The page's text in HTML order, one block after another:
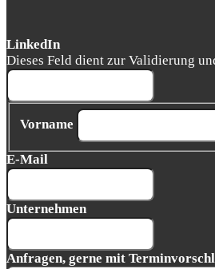
LinkedIn
Dieses Feld dient zur Validierung
Vorname
E-Mail
Unternehmen
Anfragen, gerne mit